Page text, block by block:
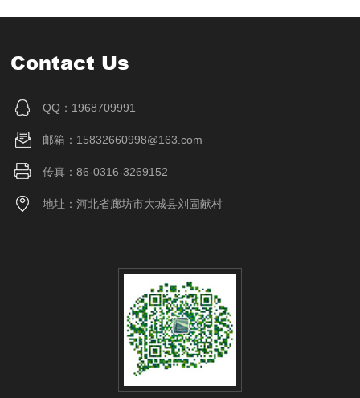
Contact Us
QQ：1968709991
邮箱：15832660998@163.com
传真：86-0316-3269152
地址：河北省廊坊市大城县刘固献村